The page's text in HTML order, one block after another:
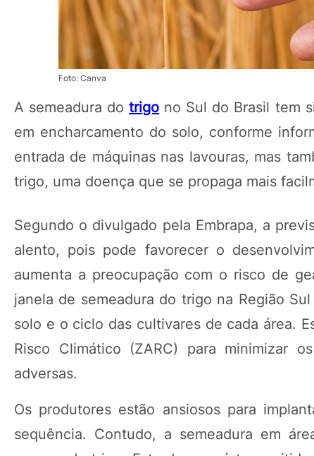
Foto: Canva
A semeadura dotrigo no Sul do Brasil tem
em encharcamento do solo, conforme
entrada de máquinas nas lavouras, mas
trigo, uma doença que se propaga mais
Segundo o divulgado pela Embrapa, a
alento, pois pode favorecer o
aumenta a preocupação com o risco de
janela de semeadura do trigo na Região
solo e o ciclo das cultivares de cada área.
Risco Climático (ZARC) para minimizar
adversas.
Os produtores estão ansiosos para
sequência. Contudo, a semeadura em